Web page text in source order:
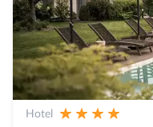
Hotel